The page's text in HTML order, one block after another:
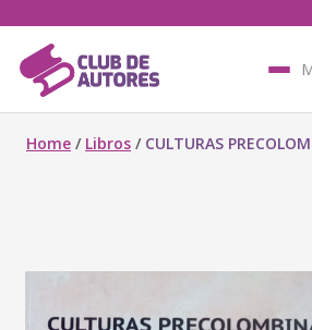
Home / Libros / CULTURAS